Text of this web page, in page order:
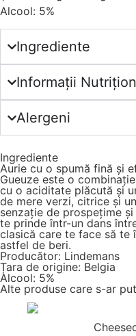
Alcool: 5%
Ingrediente
Informații
Alergeni
Ingrediente
Aurie cu o spumă fină și
Gueuze este o
cu o aciditate plăcută și
de mere verzi, citrice și
senzație de prospețime
te prinde într-un dans
clasică care te face să te
astfel de beri.
Producător: Lindemans
Țara de origine: Belgia
Alcool: 5%
Alte produse care s-ar